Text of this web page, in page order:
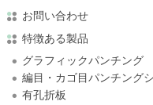
お問い合わせ
特徴ある製品
グラフィックパンチング
編目・カゴ目パンチング
有孔折板